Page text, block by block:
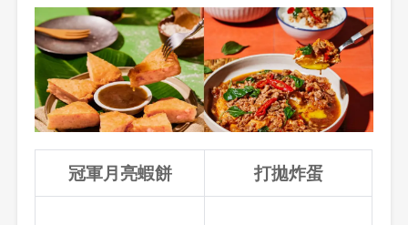
冠軍月亮蝦餅 打拋炸蛋